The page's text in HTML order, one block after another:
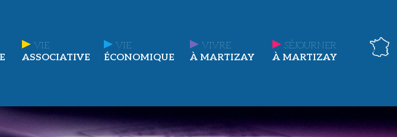
VIE
ASSOCIATIVE
VIE
ÉCONOMIQUE
VIVRE
À MARTIZAY
SÉJOURNER
À MARTIZAY